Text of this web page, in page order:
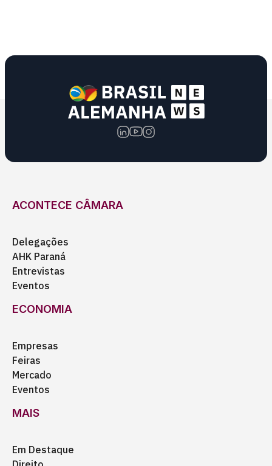
ACONTECE CÂMARA
Delegações
AHK Paraná
Entrevistas
Eventos
ECONOMIA
Empresas
Feiras
Mercado
Eventos
MAIS
Em Destaque